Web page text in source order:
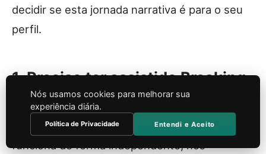
decidir se esta jornada narrativa é para o seu
perfil.
1. Preciso ter assistido Breaking
Bad para entender a série?
Embora Better Call Saul seja uma prequela que
funciona de forma independente, nós
Nós usamos cookies para melhorar sua
experiência diária.
Política de Privacidade Entendi e Aceito